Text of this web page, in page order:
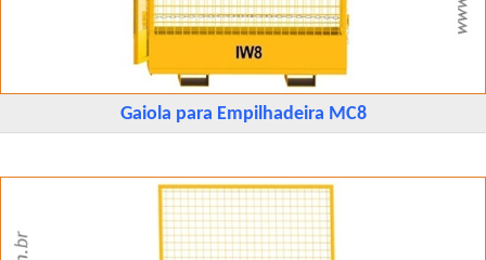
Gaiola para Empilhadeira MC8